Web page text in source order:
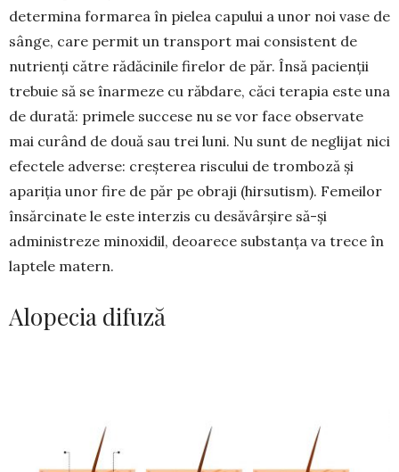
determina formarea în pielea capului a unor noi vase de
sânge, care permit un transport mai consistent de
nutrienți către rădăcinile firelor de păr. Însă pacienții
trebuie să se înarmeze cu răbdare, căci terapia este una
de durată: primele succese nu se vor face observate
mai curând de două sau trei luni. Nu sunt de neglijat nici
efectele adverse: creșterea riscului de tromboză și
apariția unor fire de păr pe obraji (hirsutism). Femeilor
însărcinate le este interzis cu desăvârșire să-și
administreze minoxidil, deoarece substanța va trece în
laptele matern.
Alopecia difuză